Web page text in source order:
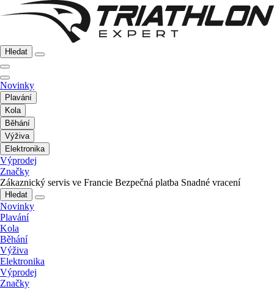
Hledat
Novinky
Plavání
Kola
Běhání
Výživa
Elektronika
Výprodej
Značky
Zákaznický servis ve Francie Bezpečná platba Snadné vracení
Hledat
Novinky
Plavání
Kola
Běhání
Výživa
Elektronika
Výprodej
Značky